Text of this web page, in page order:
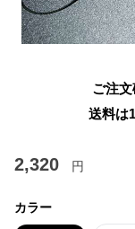
ご注
送料は
2,320 円
カラー